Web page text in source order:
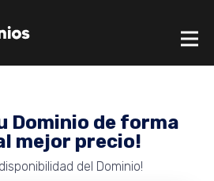
Dominio de forma
mejor precio!
del Dominio!